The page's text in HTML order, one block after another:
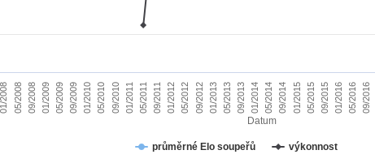
Datum
průměrné Elo soupeřů výkonnost
01/2008 05/2008 09/2008 01/2009 05/2009 09/2009 01/2010 05/2010 09/2010 01/2011 05/2011 09/2011 01/2012 05/2012 09/2012 01/2013 05/2013 09/2013 01/2014 05/2014 09/2014 01/2015 05/2015 09/2015 01/2016 05/2016 09/2016